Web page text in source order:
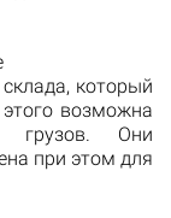
который
возможна
грузов. Они
при этом для